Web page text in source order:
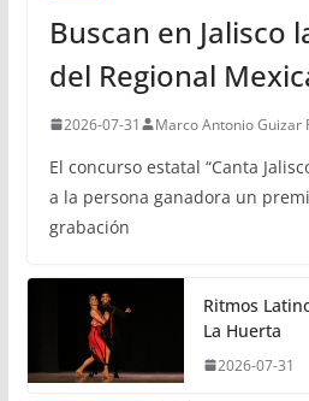
Buscan en Jalisco
del Regional
2026-07-31 Marco Antonio Guizar
El concurso estatal “Canta
a la persona ganadora un
grabación
Ritmos
La Huerta
2026-07-31